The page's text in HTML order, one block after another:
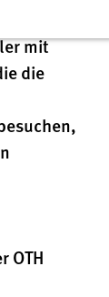
mit
die
OTH
der